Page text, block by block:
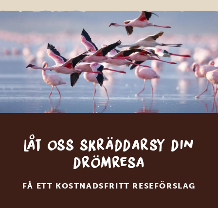
Låt oss skräddarsy din
drömresa
FÅ ETT KOSTNADSFRITT RESEFÖRSLAG